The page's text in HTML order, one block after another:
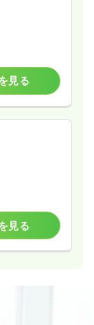
見る
見る